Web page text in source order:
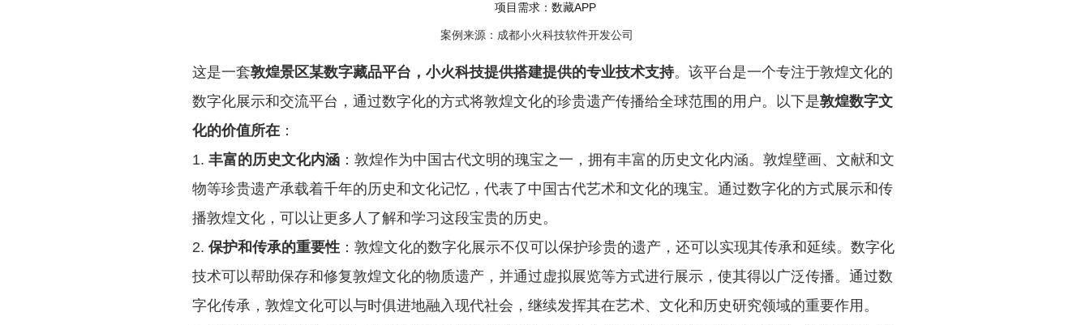
项目需求：数藏APP
案例来源： 成都小火科技软件开发公司
这是一套敦煌景区某数字藏品平台，小火科技提供搭建提供的专业技术支持。该平台是一个专注于敦煌文化的
数字化展示和交流平台，通过数字化的方式将敦煌文化的珍贵遗产传播给全球范围的用户。以下是敦煌数字文
化的价值所在 ：
1. 丰富的历史文化内涵 ：敦煌作为中国古代文明的瑰宝之一，拥有丰富的历史文化内涵。敦煌壁画、文献和文
物等珍贵遗产承载着千年的历史和文化记忆，代表了中国古代艺术和文化的瑰宝。通过数字化的方式展示和传
播敦煌文化，可以让更多人了解和学习这段宝贵的历史。
2. 保护和传承的重要性 ：敦煌文化的数字化展示不仅可以保护珍贵的遗产，还可以实现其传承和延续。数字化
技术可以帮助保存和修复敦煌文化的物质遗产，并通过虚拟展览等方式进行展示，使其得以广泛传播。通过数
字化传承，敦煌文化可以与时俱进地融入现代社会，继续发挥其在艺术、文化和历史研究领域的重要作用。